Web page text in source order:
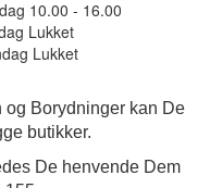
10.00 - 16.00
Lukket
Lukket
Borydninger kan De
butikker.
De henvende Dem